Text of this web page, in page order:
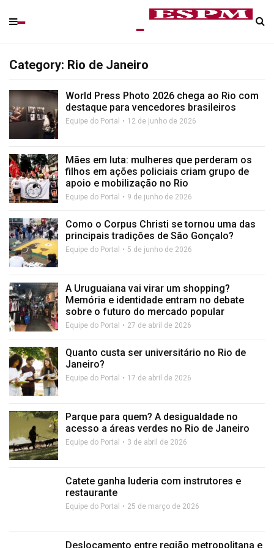
Category: Rio de Janeiro
World Press Photo 2026 chega ao Rio com
destaque para vencedores brasileiros
Equipe do Portal 12 de junho de 2026
Mães em luta: mulheres que perderam os
filhos em ações policiais criam grupo de
apoio e mobilização no Rio
Equipe do Portal 9 de junho de 2026
Como o Corpus Christi se tornou uma das
principais tradições de São Gonçalo?
Equipe do Portal 5 de junho de 2026
A Uruguaiana vai virar um shopping?
Memória e identidade entram no debate
sobre o futuro do mercado popular
Equipe do Portal 27 de abril de 2026
Quanto custa ser universitário no Rio de
Janeiro?
Equipe do Portal 17 de abril de 2026
Parque para quem? A desigualdade no
acesso a áreas verdes no Rio de Janeiro
Equipe do Portal 3 de abril de 2026
Catete ganha luderia com instrutores e
restaurante
Equipe do Portal 25 de março de 2026
Deslocamento entre região metropolitana e